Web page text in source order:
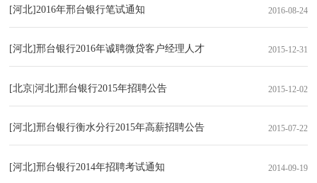
[河北]2016年邢台银行笔试通知 2016-08-24
[河北]邢台银行2016年诚聘微贷客户经理人才 2015-12-31
[北京|河北]邢台银行2015年招聘公告 2015-12-02
[河北]邢台银行衡水分行2015年高薪招聘公告 2015-07-22
[河北]邢台银行2014年招聘考试通知 2014-09-19